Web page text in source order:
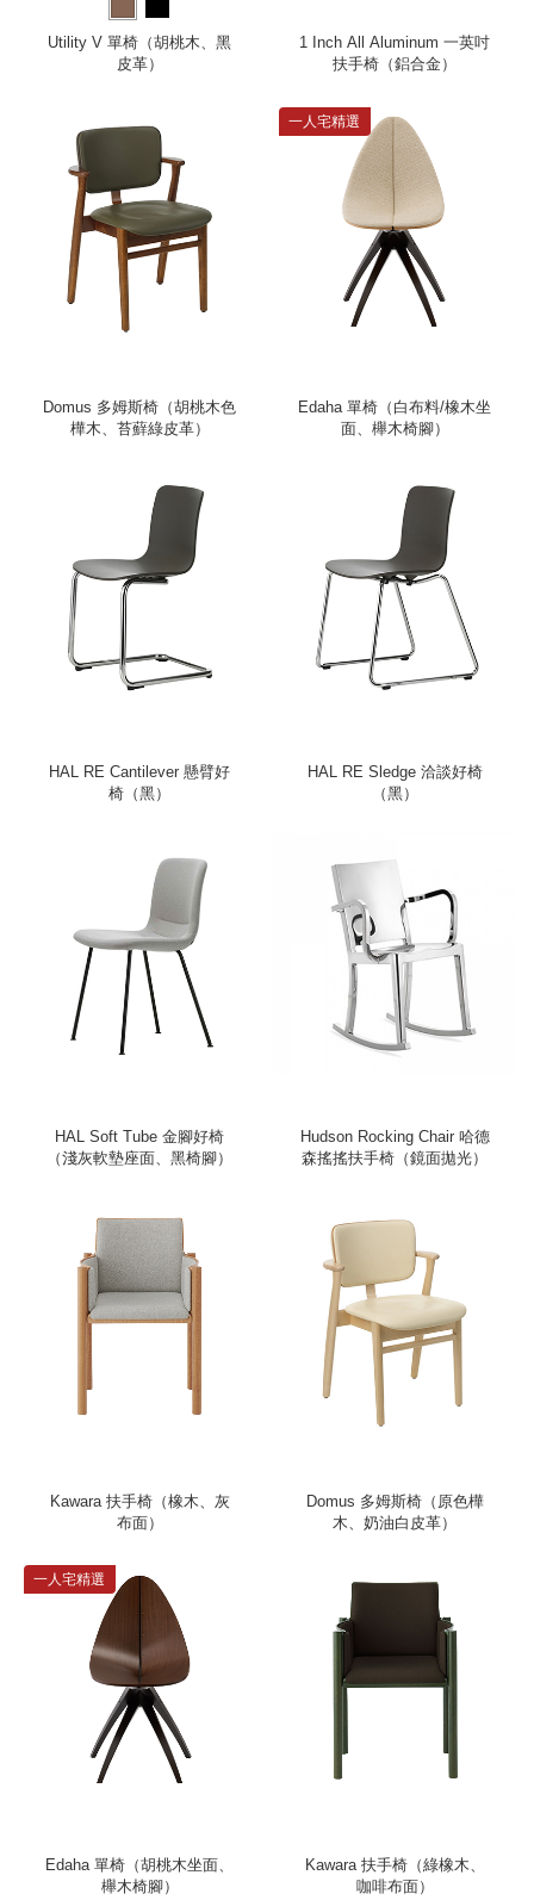
Utility V 單椅（胡桃木、黑
皮革）
1 Inch All Aluminum 一英吋
扶手椅（鋁合金）
Domus 多姆斯椅（胡桃木色
樺木、苔蘚綠皮革）
一人宅精選
Edaha 單椅（白布料/橡木坐
面、櫸木椅腳）
HAL RE Cantilever 懸臂好
椅（黑）
HAL RE Sledge 洽談好椅
（黑）
HAL Soft Tube 金腳好椅
（淺灰軟墊座面、黑椅腳）
Hudson Rocking Chair 哈德
森搖搖扶手椅（鏡面拋光）
Kawara 扶手椅（橡木、灰
布面）
Domus 多姆斯椅（原色樺
木、奶油白皮革）
一人宅精選
Edaha 單椅（胡桃木坐面、
櫸木椅腳）
Kawara 扶手椅（綠橡木、
咖啡布面）